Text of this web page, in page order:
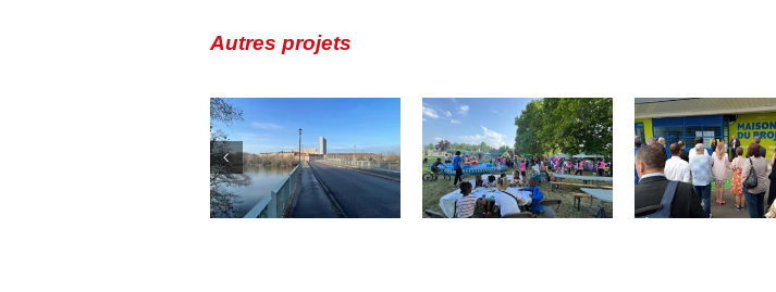
Autres projets
Garges – ZAC
Dame Blanche
Villepinte – Plan
guide
Saint-
Port de